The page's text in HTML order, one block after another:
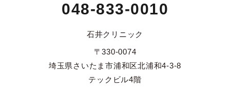
048-833-0010
石井クリニック
〒330-0074
埼玉県さいたま市浦和区北浦和4-3-8
テックビル4階